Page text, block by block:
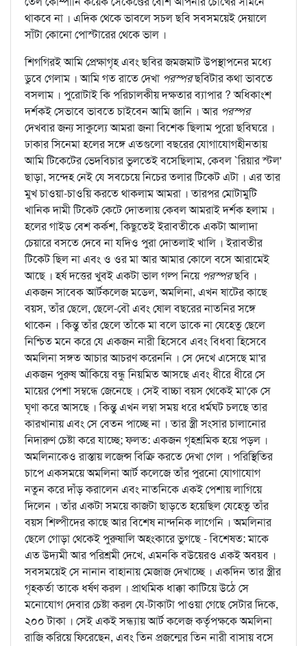
থাকবে না । এদিক থেকে ভাবলে সচল ছবি সবসময়েই দেয়ালে
সাঁটা কোনো পোস্টারের থেকে ভাল ।
শিগগিরই আমি প্রেক্ষাগৃহ এবং ছবির জমজমাট উপস্থাপনের মধ্যে
ডুবে গেলাম । আমি গত রাতে দেখা পরস্পরছবিটার কথা ভাবতে
বসলাম । পুরোটাই কি পরিচালকীয় দক্ষতার ব্যাপার ? অধিকাংশ
দর্শকই সেভাবে ভাবতে চাইবেন আমি জানি । আর পরস্পর
দেখবার জন্য সাকুল্যে আমরা জনা বিশেক ছিলাম পুরো ছবিঘরে ।
ঢাকার সিনেমা হলের সঙ্গে এতগুলো বছরের যোগাযোগহীনতায়
আমি টিকেটের ভেদবিচার ভুলতেই বসেছিলাম, কেবল `রিয়ার স্টল'
ছাড়া, সন্দেহ নেই যে সবচেয়ে নিচের তলার টিকেট এটা । এর তার
মুখ চাওয়া-চাওয়ি করতে থাকলাম আমরা । তারপর মোটামুটি
খানিক দামী টিকেট কেটে দোতলায় কেবল আমরাই দর্শক হলাম ।
হলের গাইড বেশ কর্কশ, কিছুতেই ইরাবতীকে একটা আলাদা
চেয়ারে বসতে দেবে না যদিও পুরা দোতলাই খালি । ইরাবতীর
টিকেট ছিল না এবং ও ওর মা আর আমার কোলে বসে আরামেই
আছে । হর্ষ দত্তের খুবই একটা ভাল গল্প নিয়ে পরস্পরছবি ।
একজন সাবেক আর্টকলেজ মডেল, অমলিনা, এখন ষাটের কাছে
বয়স, তাঁর ছেলে, ছেলে-বৌ এবং ষোল বছরের নাতনির সঙ্গে
থাকেন । কিন্তু তাঁর ছেলে তাঁকে মা বলে ডাকে না যেহেতু ছেলে
নিশ্চিত মনে করে যে একজন নারী হিসেবে এবং বিধবা হিসেবে
অমলিনা সঙ্গত আচার আচরণ করেননি । সে দেখে এসেছে মা'র
একজন পুরুষ আঁকিয়ে বন্ধু নিয়মিত আসছে এবং ধীরে ধীরে সে
মায়ের পেশা সম্বন্ধে জেনেছে । সেই বাচ্চা বয়স থেকেই মা'কে সে
ঘৃণা করে আসছে । কিন্তু এখন লম্বা সময় ধরে ধর্মঘট চলছে তার
কারখানায় এবং সে বেতন পাচ্ছে না । তার স্ত্রী সংসার চালানোর
নিদারুণ চেষ্টা করে যাচ্ছে; ফলত: একজন গৃহশ্রমিক হয়ে পড়ল ।
অমলিনাকেও রাস্তায় লজেন্স বিক্রি করতে দেখা গেল । পরিস্থিতির
চাপে একসময়ে অমলিনা আর্ট কলেজে তাঁর পুরনো যোগাযোগ
নতুন করে দাঁড় করালেন এবং নাতনিকে একই পেশায় লাগিয়ে
দিলেন । তাঁর একটা সময়ে কাজটা ছাড়তে হয়েছিল যেহেতু তাঁর
বয়স শিল্পীদের কাছে আর বিশেষ নান্দনিক লাগেনি । অমলিনার
ছেলে গোড়া থেকেই পুরুষালি অহংকারে ভুগছে - বিশেষত: মাকে
এত উদ্যমী আর পরিশ্রমী দেখে, এমনকি বউয়েরও একই অবয়ব ।
সবসময়েই সে নানান বাহানায় মেজাজ দেখাচ্ছে । একদিন তার স্ত্রীর
গৃহকর্তা তাকে ধর্ষণ করল । প্রাথমিক ধাক্কা কাটিয়ে উঠে সে
মনোযোগ দেবার চেষ্টা করল যে-টাকাটা পাওয়া গেছে সেটার দিকে,
২০০ টাকা । সেই একই সন্ধ্যায় আর্ট কলেজ কর্তৃপক্ষকে অমলিনা
রাজি করিয়ে ফিরেছেন, এবং তিন প্রজন্মের তিন নারী বাসায় বসে